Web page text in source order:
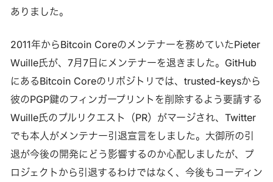
ありました。
2011年からBitcoin Coreのメンテナーを務めていたPieter
Wuille氏が、7月7日にメンテナーを退きました。GitHub
にあるBitcoin Coreのリポジトリでは、trusted-keysから
彼のPGP鍵のフィンガープリントを削除するよう要請する
Wuille氏のプルリクエスト（PR）がマージされ、Twitter
でも本人がメンテナー引退宣言をしました。大御所の引
退が今後の開発にどう影響するのか心配しましたが、プ
ロジェクトから引退するわけではなく、今後もコーディン